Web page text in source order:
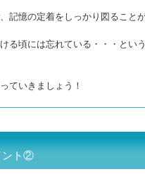
記憶の定着をしっかり図ること
る頃には忘れている・・・とい
ていきましょう！
ント②